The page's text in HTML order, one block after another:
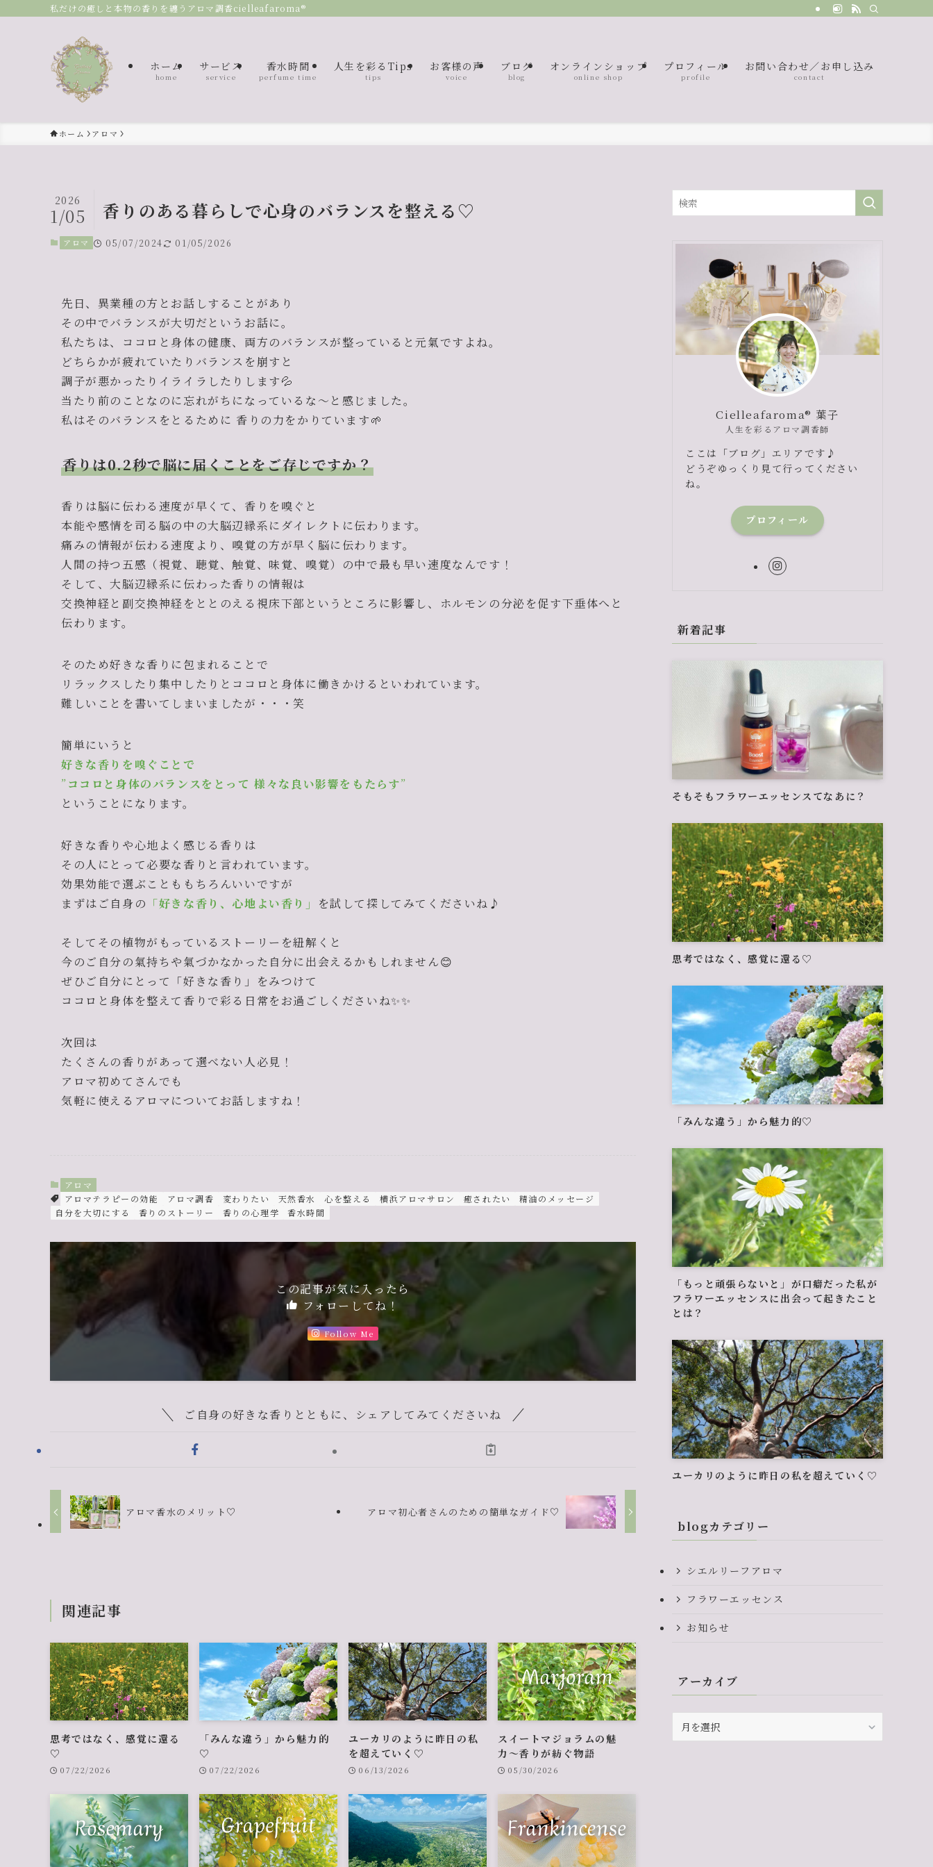
私だけの癒しと本物の香りを纏うアロマ調香cielleafaroma®
ホーム
home
サービス
service
香水時間
perfume time
人生を彩るTips
tips
お客様の声
voice
ブログ
blog
オンラインショップ
online shop
プロフィール
profile
お問い合わせ／お申し込み
contact
ホーム アロマ
香りのある暮らしで心身のバランスを整える♡
2026
1/05
アロマ 05/07/2024 01/05/2026
先日、異業種の方とお話しすることがあり
その中でバランスが大切だというお話に。
私たちは、ココロと身体の健康、両方のバランスが整っていると元氣ですよね。
どちらかが疲れていたりバランスを崩すと
調子が悪かったりイライラしたりします💦
当たり前のことなのに忘れがちになっているな〜と感じました。
私はそのバランスをとるために 香りの力をかりています🌱
香りは0.2秒で脳に届くことをご存じですか？
香りは脳に伝わる速度が早くて、香りを嗅ぐと
本能や感情を司る脳の中の大脳辺縁系にダイレクトに伝わります。
痛みの情報が伝わる速度より、嗅覚の方が早く脳に伝わります。
人間の持つ五感（視覚、聴覚、触覚、味覚、嗅覚）の中で最も早い速度なんです！
そして、大脳辺縁系に伝わった香りの情報は
交換神経と副交換神経をととのえる視床下部というところに影響し、ホルモンの分泌を促す下垂体へと
伝わります。
そのため好きな香りに包まれることで
リラックスしたり集中したりとココロと身体に働きかけるといわれています。
難しいことを書いてしまいましたが・・・笑
簡単にいうと
好きな香りを嗅ぐことで
” ココロと身体のバランスをとって 様々な良い影響をもたらす”
ということになります。
好きな香りや心地よく感じる香りは
その人にとって必要な香りと言われています。
効果効能で選ぶことももちろんいいですが
まずはご自身の 「好きな香り、心地よい香り」 を試して探してみてくださいね♪
そしてその植物がもっているストーリーを紐解くと
今のご自分の氣持ちや氣づかなかった自分に出会えるかもしれません😊
ぜひご自分にとって「好きな香り」をみつけて
ココロと身体を整えて香りで彩る日常をお過ごしくださいね✨✨
次回は
たくさんの香りがあって選べない人必見！
アロマ初めてさんでも
気軽に使えるアロマについてお話しますね！
アロマ
アロマテラピーの効能
アロマ調香 変わりたい 天然香水 心を整える 横浜アロマサロン 癒されたい
精油のメッセージ
自分を大切にする
香りのストーリー 香りの心理学 香水時間
この記事が気に入ったら
フォローしてね！
Follow Me
ご自身の好きな香りとともに、シェアしてみてくださいね
アロマ香水のメリット♡ アロマ初心者さんのための簡単なガイド♡
関連記事
思考ではなく、感覚に還る
♡
07/22/2026
「みんな違う」から魅力的
♡
07/22/2026
ユーカリのように昨日の私
を超えていく♡
06/13/2026
スイートマジョラムの魅
力〜香りが紡ぐ物語
05/30/2026
Cielleafaroma® 葉子
人生を彩るアロマ調香師
ここは「ブログ」エリアです♪
どうぞゆっくり見て行ってください
ね。
プロフィール
新着記事
そもそもフラワーエッセンスてなあに？
思考ではなく、感覚に還る♡
「みんな違う」から魅力的♡
「もっと頑張らないと」が口癖だった私が
フラワーエッセンスに出会って起きたこと
とは？
ユーカリのように昨日の私を超えていく♡
blogカテゴリー
シエルリーフアロマ
フラワーエッセンス
お知らせ
アーカイブ
ー